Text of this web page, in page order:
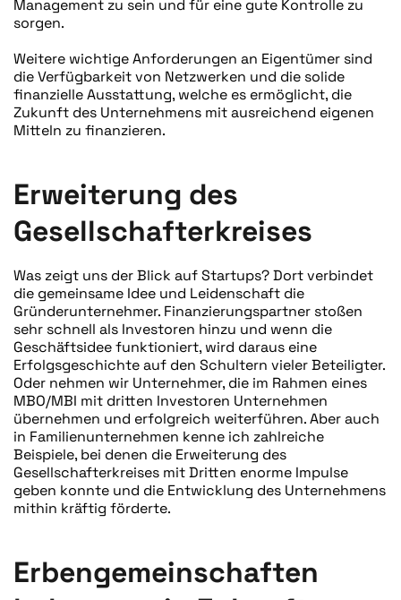
Management zu sein und für eine gute Kontrolle zu
sorgen.
Weitere wichtige Anforderungen an Eigentümer sind
die Verfügbarkeit von Netzwerken und die solide
finanzielle Ausstattung, welche es ermöglicht, die
Zukunft des Unternehmens mit ausreichend eigenen
Mitteln zu finanzieren.
Erweiterung des
Gesellschafterkreises
Was zeigt uns der Blick auf Startups? Dort verbindet
die gemeinsame Idee und Leidenschaft die
Gründerunternehmer. Finanzierungspartner stoßen
sehr schnell als Investoren hinzu und wenn die
Geschäftsidee funktioniert, wird daraus eine
Erfolgsgeschichte auf den Schultern vieler Beteiligter.
Oder nehmen wir Unternehmer, die im Rahmen eines
MBO/MBI mit dritten Investoren Unternehmen
übernehmen und erfolgreich weiterführen. Aber auch
in Familienunternehmen kenne ich zahlreiche
Beispiele, bei denen die Erweiterung des
Gesellschafterkreises mit Dritten enorme Impulse
geben konnte und die Entwicklung des Unternehmens
mithin kräftig förderte.
Erbengemeinschaften